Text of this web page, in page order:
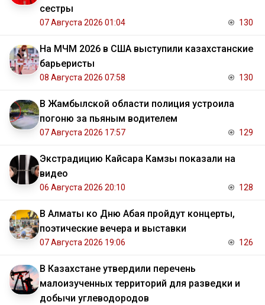
сестры
07 Августа 2026 01:04 130
На МЧМ 2026 в США выступили казахстанские
барьеристы
08 Августа 2026 07:58 130
В Жамбылской области полиция устроила
погоню за пьяным водителем
07 Августа 2026 17:57 129
Экстрадицию Кайсара Камзы показали на
видео
06 Августа 2026 20:10 128
В Алматы ко Дню Абая пройдут концерты,
поэтические вечера и выставки
07 Августа 2026 19:06 126
В Казахстане утвердили перечень
малоизученных территорий для разведки и
добычи углеводородов